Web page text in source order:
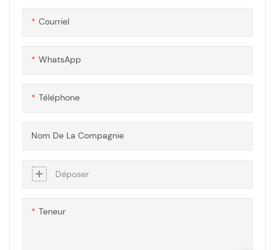
Courriel
WhatsApp
Téléphone
Nom De La Compagnie
Déposer
Teneur
divers projets de construction